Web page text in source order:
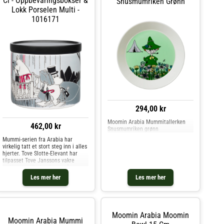
Kjøkken & Servering hos Royal
Lokk Porselen Multi -
1016171
462,00 kr
Les mer her
Mummi-serien fra Arabia har
virkelig tatt et stort steg inn i alles
hjerter. Tove Slotte-Elevant har
tilpasset Tove Janssons vakre
motiver og illustrasjoner på
porselenet. Nettopp dette
mønsteret har sine røtter i
historien om en stor komet som var
egne krefter og hele Mummidalen
294,00 kr
Les mer her
Moomin Arabia Mummitallerken
Snusmumriken grønn
Moomin Arabia Mummi
Moomin Arabia Moomin